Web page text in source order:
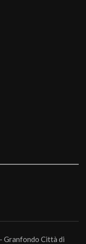
Granfondo Città di